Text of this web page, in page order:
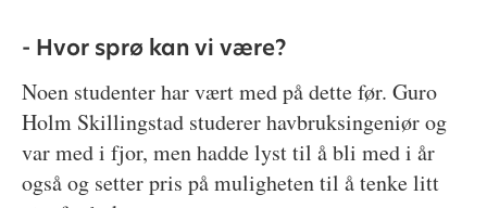
- Hvor sprø kan vi være?
Noen studenter har vært med på dette før. Guro
Holm Skillingstad studerer havbruksingeniør og
var med i fjor, men hadde lyst til å bli med i år
også og setter pris på muligheten til å tenke litt